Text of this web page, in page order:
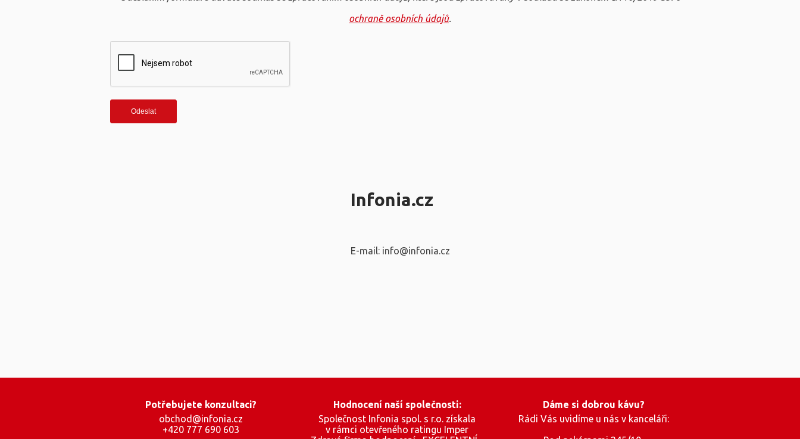
ochraně osobních údajů.
Infonia.cz
E-mail: info@infonia.cz
Potřebujete konzultaci?
obchod@infonia.cz
+420 777 690 603
Hodnocení naší společnosti:
Společnost Infonia spol. s r.o. získala
v rámci otevřeného ratingu Imper
Dáme si dobrou kávu?
Rádi Vás uvidíme u nás v kanceláři: